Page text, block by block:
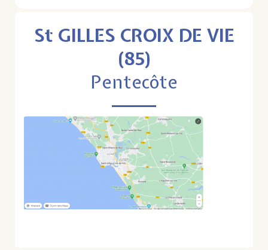
St GILLES CROIX DE VIE
(85)
Pentecôte